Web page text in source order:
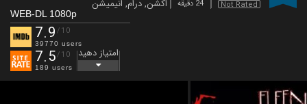
Not Rated 24 دقیقه اکشن,درام, انیمیشن
WEB-DL 1080p
7.9 /10
39770 users
7.5/10
189 users
امتیاز دهید